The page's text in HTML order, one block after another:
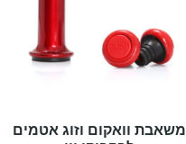
משאבת וואקום וזוג אטמים